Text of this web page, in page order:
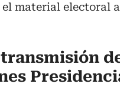
material electoral